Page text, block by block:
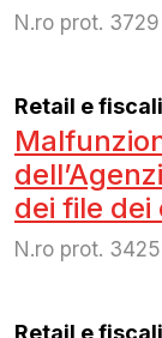
N.ro prot.
Retail e
dei file
N.ro prot.
Retail e